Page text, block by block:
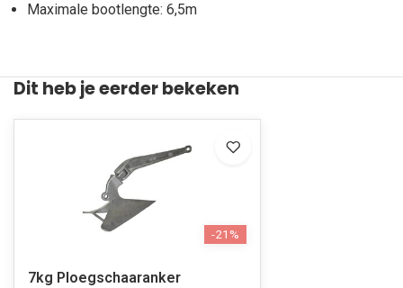
Maximale bootlengte: 6,5m
Dit heb je eerder bekeken
-21%
7kg Ploegschaaranker